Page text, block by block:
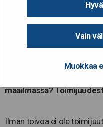
Vain
Muokkaa
Toivoa ja
4.6. vietettiin Toivon
maailmassa?
Ilman toivoa ei ole